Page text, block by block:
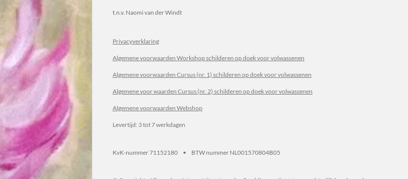
t.n.v. Naomi van der Windt
Privacyverklaring
Algemene voorwaarden Workshop schilderen op doek voor volwassenen
Algemene voorwaarden Cursus (nr. 1) schilderen op doek voor volwassenen
Algemene voor waarden Cursus (nr. 2) schilderen op doek voor volwassenen
Algemene voorwaarden Webshop
Levertijd: 3 tot 7 werkdagen
KvK-nummer 71152180 • BTW nummer NL001570804B05